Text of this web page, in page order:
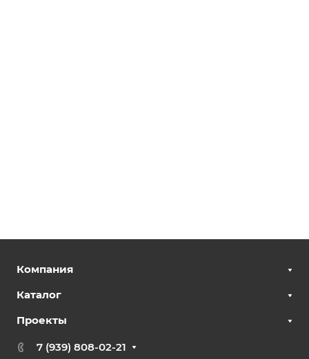
Компания
Каталог
Проекты
7 (939) 808-02-21